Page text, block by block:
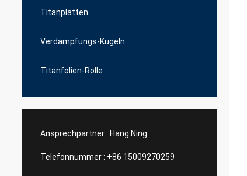
Titanplatten
Verdampfungs-Kugeln
Titanfolien-Rolle
Ansprechpartner : Hang Ning
Telefonnummer : +86 15009270259